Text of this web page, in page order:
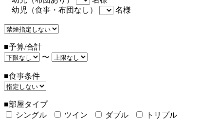
幼児（食事・布団なし）
名様
■予算/合計
〜
■食事条件
■部屋タイプ
シングル
ツイン ダブル
トリプル